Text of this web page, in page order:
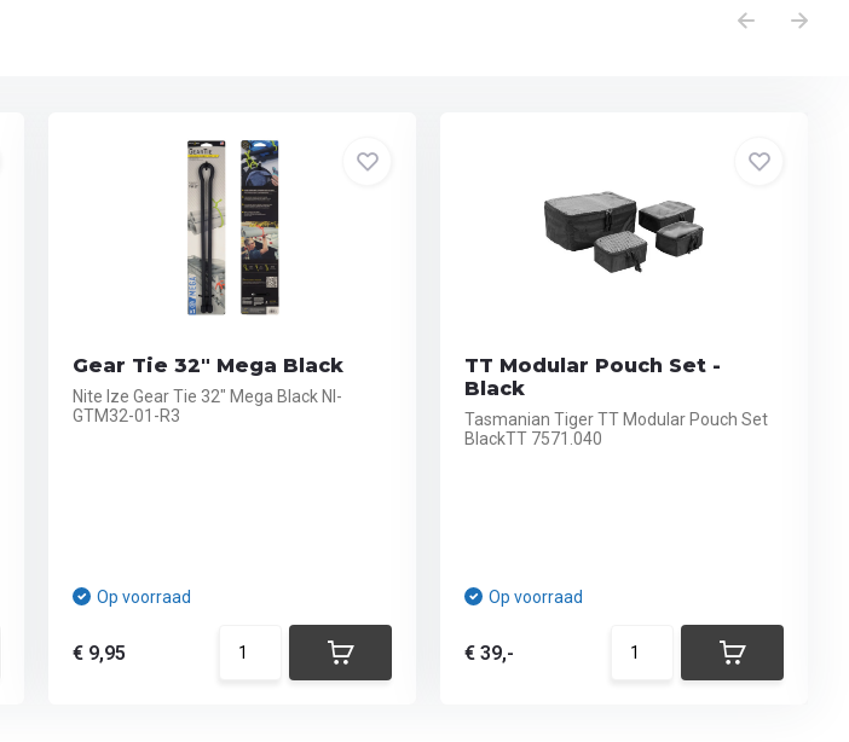
Gear Tie 32" Mega Black
Nite Ize Gear Tie 32" Mega Black NI-
GTM32-01-R3
Op voorraad
€ 9,95
TT Modular Pouch Set -
Black
Tasmanian Tiger TT Modular Pouch Set
BlackTT 7571.040
Op voorraad
€ 39,-